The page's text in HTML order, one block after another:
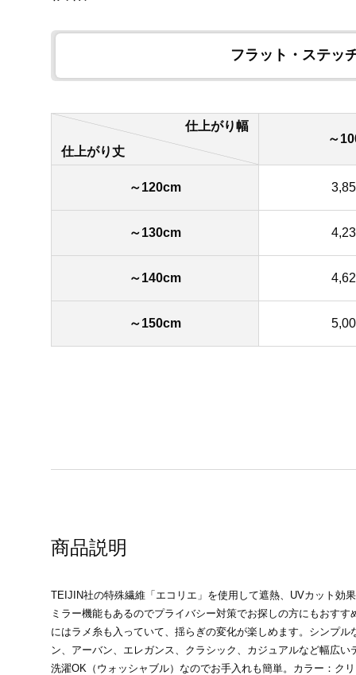
フラット・ステッ
仕上がり幅
仕上がり丈
～
～120cm
～130cm
～140cm
～150cm
商品説明
TEIJIN社の特殊繊維「エコリエ」を使用して遮熱、UVカット効
ミラー機能もあるのでプライバシー対策でお探しの方にもおす
にはラメ糸も入っていて、揺らぎの変化が楽しめます。シンプル
ン、アーバン、エレガンス、クラシック、カジュアルなど幅広い
洗濯OK（ウォッシャブル）なのでお手入れも簡単。カラー：ク